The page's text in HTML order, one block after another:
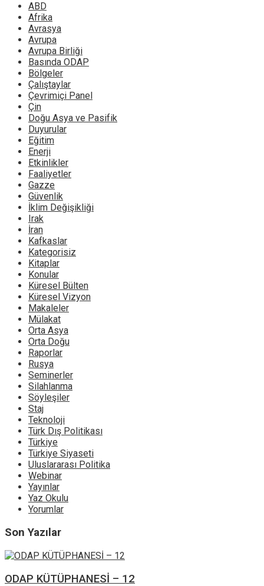
ABD
Afrika
Avrasya
Avrupa
Avrupa Birliği
Basında ODAP
Bölgeler
Çalıştaylar
Çevrimiçi Panel
Çin
Doğu Asya ve Pasifik
Duyurular
Eğitim
Enerji
Etkinlikler
Faaliyetler
Gazze
Güvenlik
İklim Değişikliği
Irak
İran
Kafkaslar
Kategorisiz
Kitaplar
Konular
Küresel Bülten
Küresel Vizyon
Makaleler
Mülakat
Orta Asya
Orta Doğu
Raporlar
Rusya
Seminerler
Silahlanma
Söyleşiler
Staj
Teknoloji
Türk Dış Politikası
Türkiye
Türkiye Siyaseti
Uluslararası Politika
Webinar
Yayınlar
Yaz Okulu
Yorumlar
Son Yazılar
ODAP KÜTÜPHANESİ – 12